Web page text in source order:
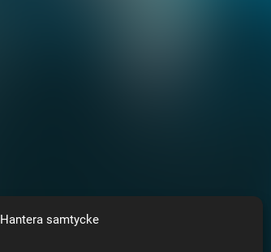
Hantera samtycke